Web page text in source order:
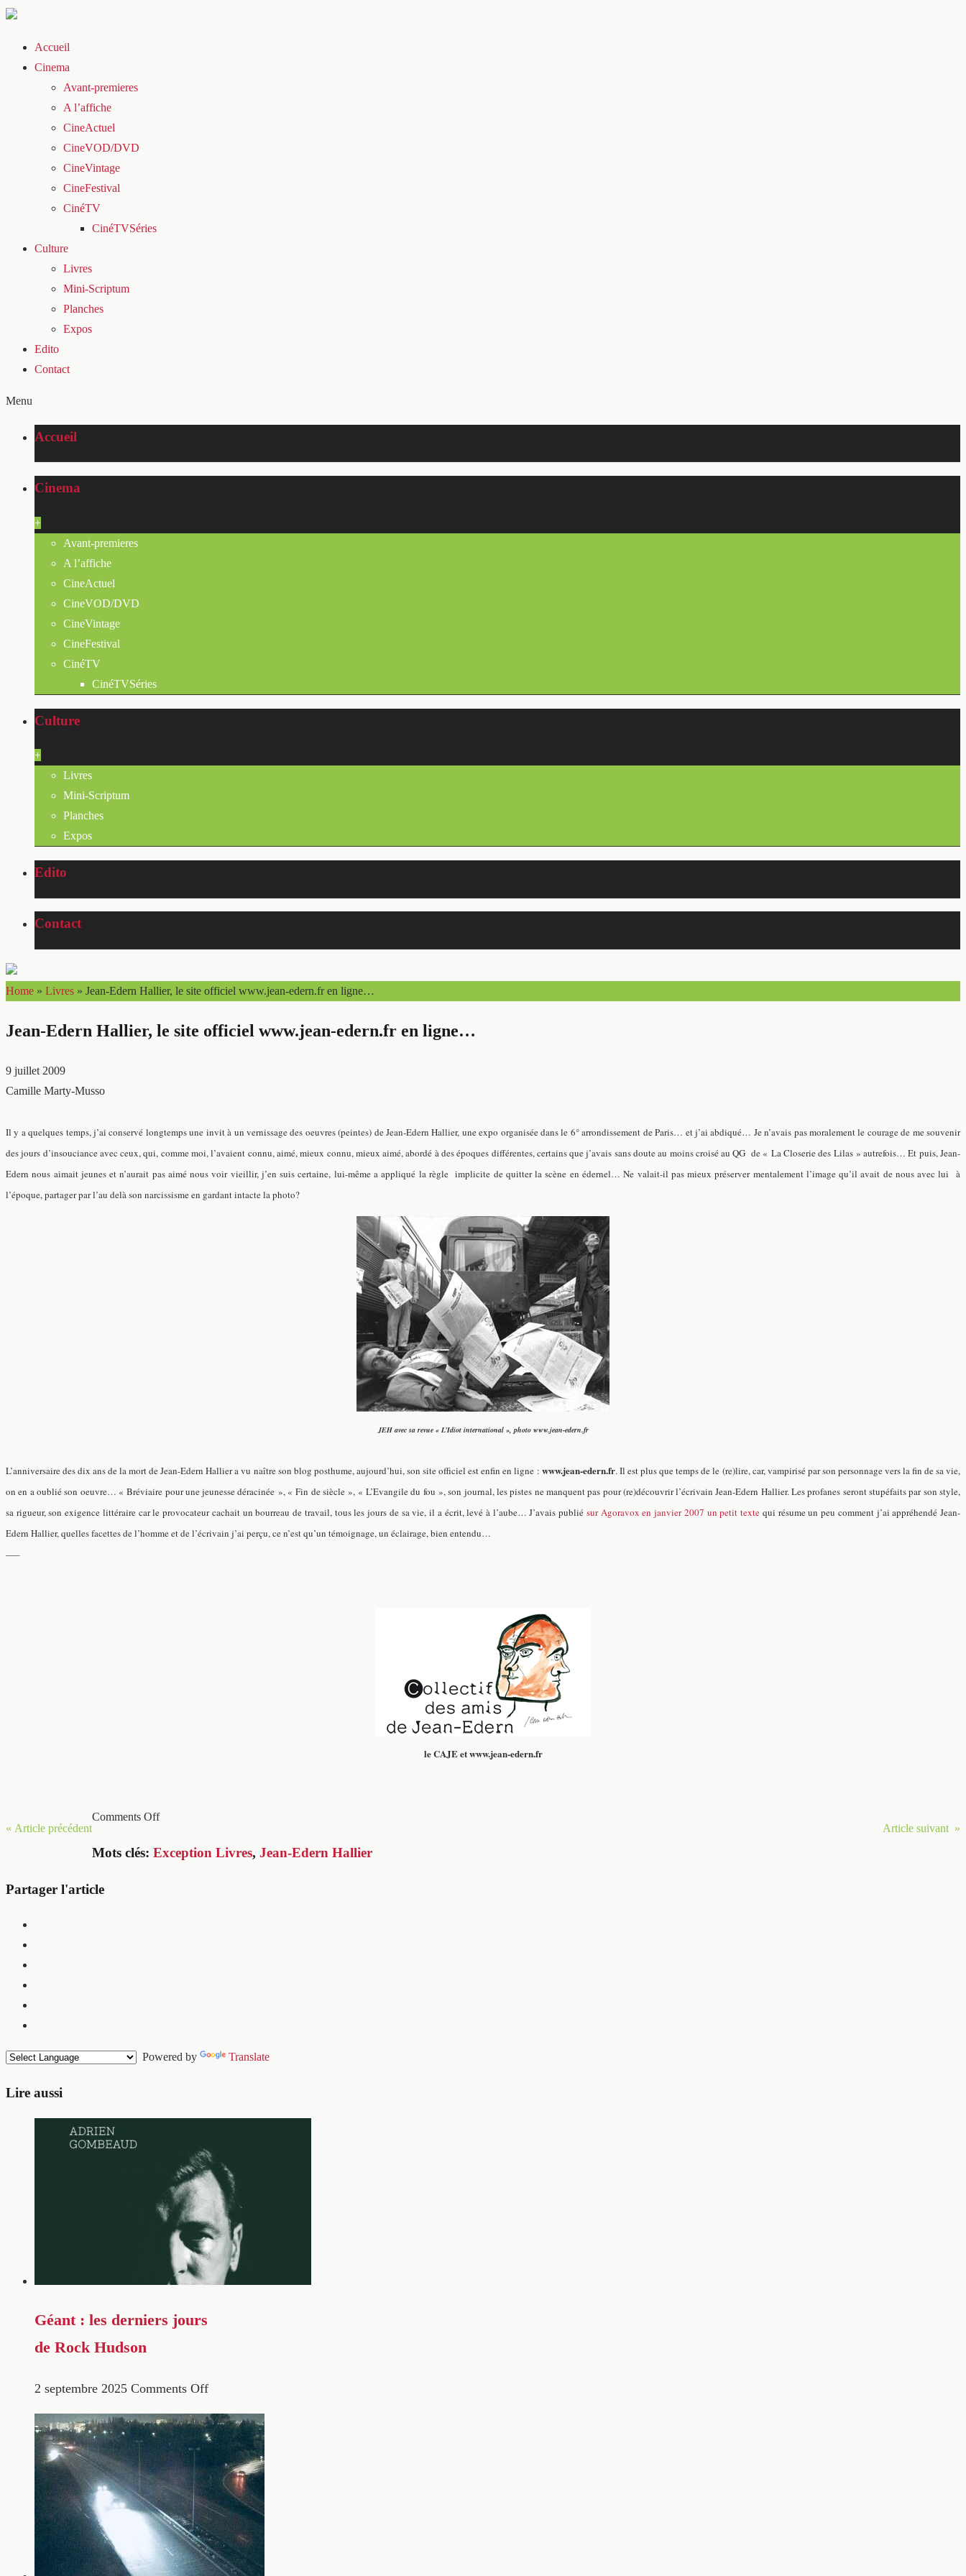
Accueil
Cinema
Avant-premieres
A l’affiche
CineActuel
CineVOD/DVD
CineVintage
CineFestival
CinéTV
CinéTVSéries
Culture
Livres
Mini-Scriptum
Planches
Expos
Edito
Contact
Menu
Accueil
Cinema
+
Avant-premieres
A l’affiche
CineActuel
CineVOD/DVD
CineVintage
CineFestival
CinéTV
CinéTVSéries
Culture
+
Livres
Mini-Scriptum
Planches
Expos
Edito
Contact
Home » Livres » Jean-Edern Hallier, le site officiel www.jean-edern.fr en ligne…
Jean-Edern Hallier, le site officiel www.jean-edern.fr en ligne…
9 juillet 2009
Camille Marty-Musso
Il y a quelques temps, j’ai conservé longtemps une invit à un vernissage des oeuvres (peintes) de Jean-Edern Hallier, uneexpo organisée dans le 6° arrondissement de Paris… et j’ai abdiqué… Je n’avais pas moralement le courage de me souvenir
des jours d’insouciance avec ceux, qui, comme moi, l’avaient connu, aimé, mieux connu, mieux aimé, abordé à des époques différentes, certains que j’avais sans doute au moins croisé au QG de « La Closerie des Lilas » autrefois… Et puis, Jean-
Edern nous aimait jeunes et n’aurait pas aimé nous voir vieillir, j’en suis certaine, lui-même a appliqué la règle implicite de quitter la scène en édernel… Ne valait-il pas mieux préserver mentalement l’image qu’il avait de nous avec lui à
l’époque, partager par l’au delà son narcissisme en gardant intacte la photo?
JEH avec sa revue « L’Idiot international », photo www.jean-edern.fr
L’anniversaire des dix ans de la mort de Jean-Edern Hallier a vu naître son blog posthume, aujourd’hui, son site officiel est enfin en ligne :www.jean-edern.fr. Il est plus que temps de le (re)lire, car, vampirisé par son personnage vers la fin de sa vie,
on en a oublié son oeuvre… « Bréviaire pour une jeunesse déracinée », « Fin de siècle », « L’Evangile du fou », son journal, les pistes ne manquent pas pour (re)découvrir l’écrivain Jean-Edern Hallier. Les profanes seront stupéfaits par son style,
sa rigueur, son exigence littéraire car le provocateur cachait un bourreau de travail, tous les jours de sa vie, il a écrit, levé à l’aube… J’avais publié sur Agoravox en janvier 2007 un petit texte qui résume un peu comment j’ai appréhendé Jean-
Edern Hallier, quelles facettes de l’homme et de l’écrivain j’ai perçu, ce n’est qu’un témoignage, un éclairage, bien entendu…
—–
le CAJE et www.jean-edern.fr
« Article précédent Article suivant »
Comments Off
Mots clés: Exception Livres, Jean-Edern Hallier
Partager l'article
Powered by Translate
Lire aussi
Géant : les derniers jours
de Rock Hudson
2 septembre 2025 Comments Off